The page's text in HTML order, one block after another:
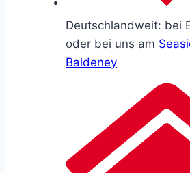
Deutschlandweit: bei
oder bei uns am
Baldeney